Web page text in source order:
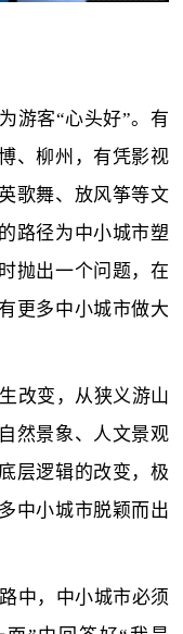
游客“心头好”。有
、柳州，有凭影视
歌舞、放风筝等文
路径为中小城市塑
抛出一个问题，在
更多中小城市做大
改变，从狭义游山
然景象、人文景观
层逻辑的改变，极
中小城市脱颖而出
中，中小城市必须